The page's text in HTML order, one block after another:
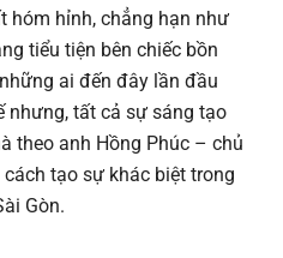
hóm hỉnh, chẳng hạn như
tiểu tiện bên chiếc bồn
ai đến đây lần đầu
nhưng, tất cả sự sáng tạo
theo anh Hồng Phúc – chủ
tạo sự khác biệt trong
Gòn.